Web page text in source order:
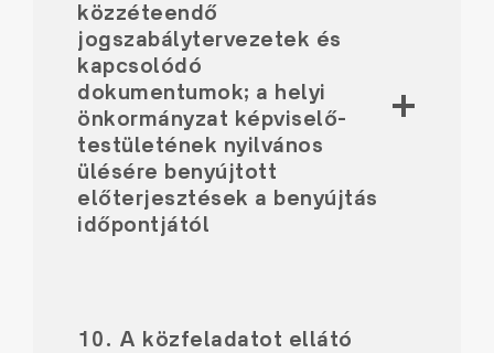
közzéteendő
jogszabálytervezetek és
kapcsolódó
dokumentumok; a helyi
önkormányzat képviselő-
testületének nyilvános
ülésére benyújtott
előterjesztések a benyújtás
időpontjától
10. A közfeladatot ellátó